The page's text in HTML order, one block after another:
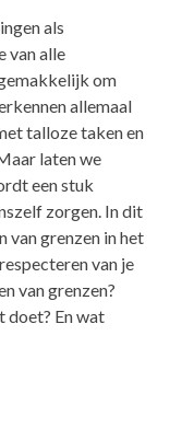
als
van alle
om
allemaal
talloze taken en
laten we
een stuk
zorgen. In dit
van grenzen in het
van je
van grenzen?
doet? En wat